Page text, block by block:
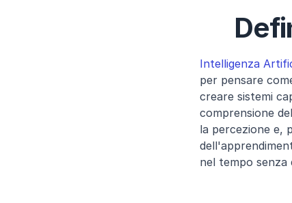
Intelligenza
per pensare
creare sistemi
comprensione
la percezione e,
nel tempo senza